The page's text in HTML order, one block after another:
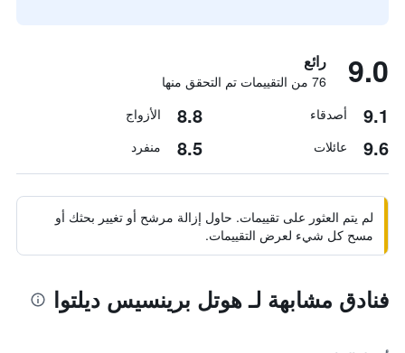
9.0 رائع
76 من التقييمات تم التحقق منها
9.1 أصدقاء 8.8 الأزواج
9.6 عائلات 8.5 منفرد
لم يتم العثور على تقييمات. حاول إزالة مرشح أو تغيير بحثك أو
مسح كل شيء لعرض التقييمات.
فنادق مشابهة لـ هوتل برينسيس ديلتوا